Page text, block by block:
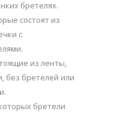
бретелях.
состоят из
с
из ленты,
без бретелей или
бретели